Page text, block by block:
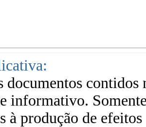
contidos
informativo.
à produção de